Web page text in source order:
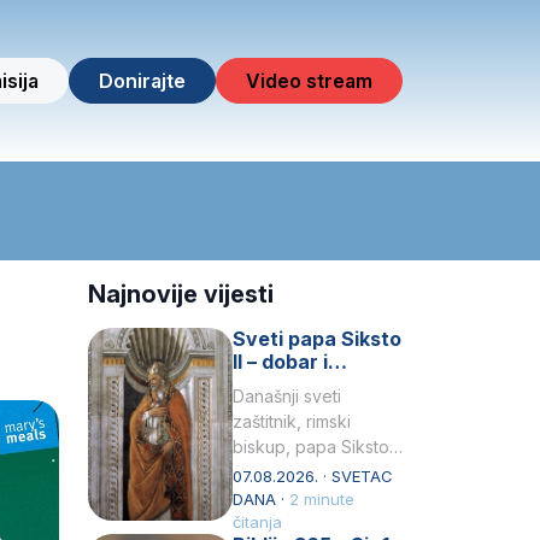
Donirajte Video stream
Najnovije vijesti
Sveti papa Siksto
II – dobar i
miroljubiv pastir
Današnji sveti
zaštitnik, rimski
biskup, papa Siksto
(Sixtus) II, prema
knjizi Liber
Pontificalis bio je
07.08.2026. · SVETAC
DANA · 2 minute
čitanja